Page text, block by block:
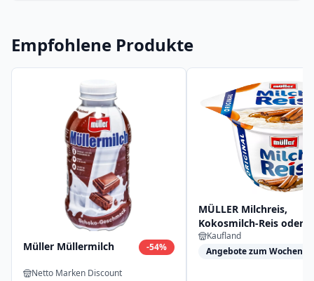
Empfohlene Produkte
Müller Müllermilch -54%
Netto Marken Discount
MÜLLER Milchreis,
Kokosmilch-Reis oder
Grießpudding
Kaufland
Angebote zum